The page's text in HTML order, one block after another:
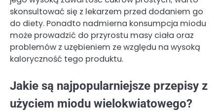
skonsultować się z lekarzem przed dodaniem go
do diety. Ponadto nadmierna konsumpcja miodu
może prowadzić do przyrostu masy ciała oraz
problemów z uzębieniem ze względu na wysoką
kaloryczność tego produktu.
Jakie są najpopularniejsze przepisy z
użyciem miodu wielokwiatowego?